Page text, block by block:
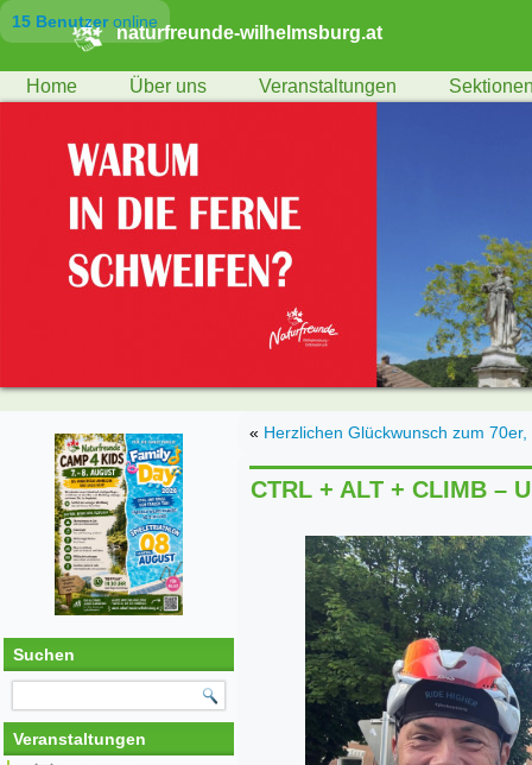
15 Benutzeronline
naturfreunde-wilhelmsburg.at
Home Über uns Veranstaltungen
Suchen
Veranstaltungen
« Herzlichen Glückwunsch zum
CTRL + ALT + CLIMB –